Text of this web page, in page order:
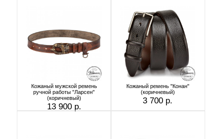
Кожаный мужской ремень
ручной работы "Ларсен"
(коричневый)
13 900 р.
Кожаный ремень "Конан"
(коричневый)
3 700 р.